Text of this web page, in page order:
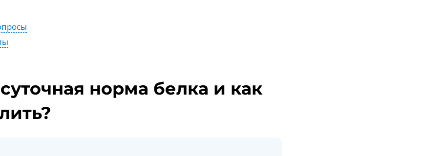
норма белка и как